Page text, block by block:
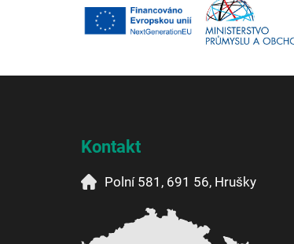
Kontakt
Polní 581, 691 56, Hrušky